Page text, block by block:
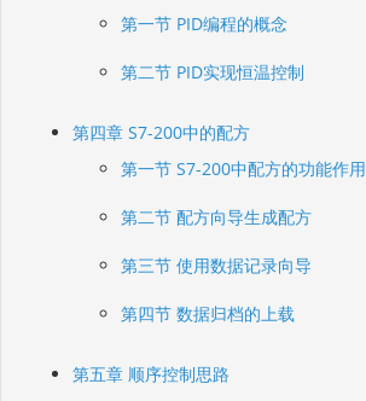
第一节 PID编程的概念
第二节 PID实现恒温控制
第四章 S7-200中的配方
第一节 S7-200中配方的功能作用
第二节 配方向导生成配方
第三节 使用数据记录向导
第四节 数据归档的上载
第五章 顺序控制思路